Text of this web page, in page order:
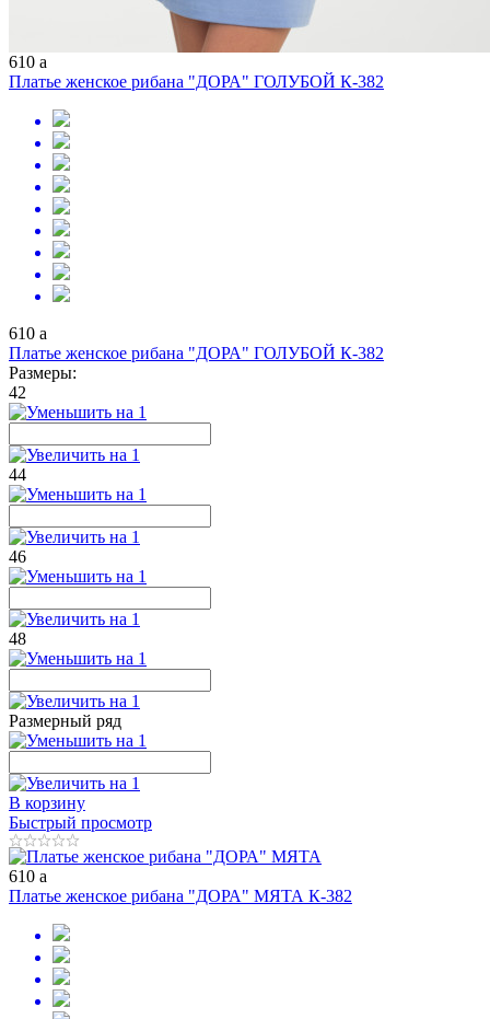
610 a
Платье женское рибана "ДОРА" ГОЛУБОЙ К-382
610 a
Платье женское рибана "ДОРА" ГОЛУБОЙ К-382
Размеры:
42
44
46
48
Размерный ряд
В корзину
Быстрый просмотр
610 a
Платье женское рибана "ДОРА" МЯТА К-382